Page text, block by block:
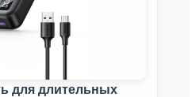
для длительных